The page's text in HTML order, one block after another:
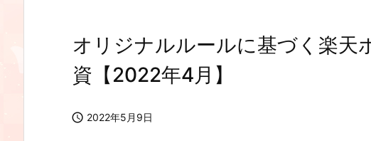
オリジナルルールに基づく楽天
資【2022年4月】
 2022年5月9日